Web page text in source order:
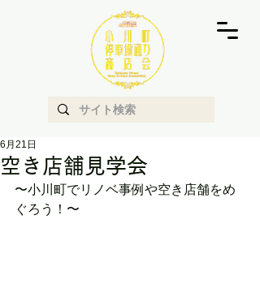
空き店舗見学会
6月21日
〜小川町でリノベ事例や空き店舗をめ
ぐろう！〜